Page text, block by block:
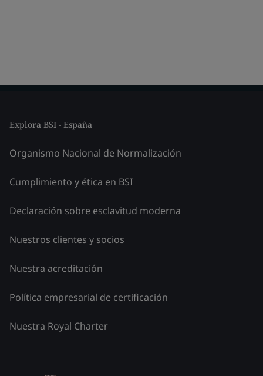
Explora BSI - España
Organismo Nacional de Normalización
Cumplimiento y ética en BSI
Declaración sobre esclavitud moderna
Nuestros clientes y socios
Nuestra acreditación
Política empresarial de certificación
Nuestra Royal Charter